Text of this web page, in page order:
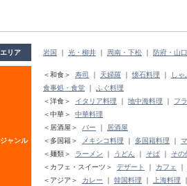
エリア 岩国 ｜ 光・柳井 ｜ 周南・下松 ｜ 防府・山口
ジャンル
＜和食＞ 寿司 ｜ 天婦羅 ｜ 懐石料理 ｜ しゃ
食事処・食堂 ｜
ふぐ料理
＜洋食＞ イタリア料理 ｜ 地中海料理 ｜ フ
＜中華＞ 中華料理
＜居酒屋＞ バー ｜ 居酒屋
＜多国籍＞
メキシコ料理 ｜ 多国籍料理 ｜
＜麺類＞ ラーメン ｜ うどん ｜ そば ｜ その
＜カフェ・スイーツ＞ デザート ｜ カフェ ｜
＜アジア＞ カレー ｜ 韓国料理 ｜ 上海料理